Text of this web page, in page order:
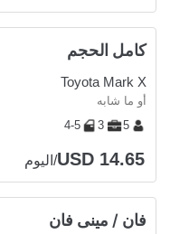
كامل الحجم
Toyota Mark X
أو ما شابه
5
3
4-5
USD 14.65/اليوم
فان / مينى فان